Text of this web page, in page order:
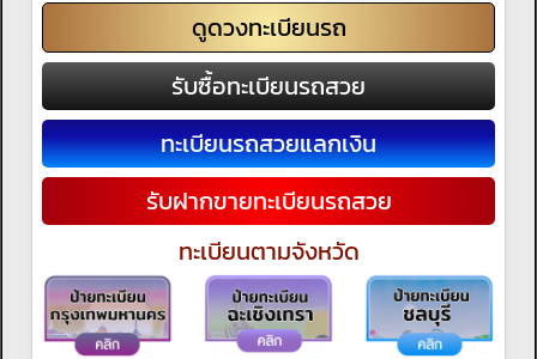
ดูดวงทะเบียนรถ
รับซื้อทะเบียนรถสวย
ทะเบียนรถสวยแลกเงิน
รับฝากขายทะเบียนรถสวย
ทะเบียนตามจังหวัด